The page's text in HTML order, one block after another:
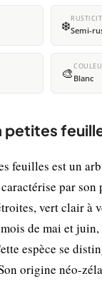
❄️Semi-
🎨 Blanc
petites
feuilles est un
par
vert clair à
de mai et
espèce se
origine néo-